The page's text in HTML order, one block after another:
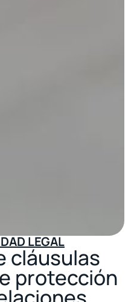
LEGAL
cláusulas
protección